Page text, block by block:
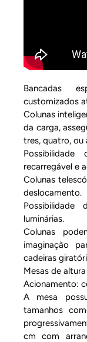
Bancadas
customizados
Colunas
da carga,
tres, quatro, ou
recarregável e
Colunas
deslocamento.
Possibilidade
luminárias.
Colunas
imaginação
cadeiras
Mesas de
Acionamento:
A mesa
tamanhos
cm com